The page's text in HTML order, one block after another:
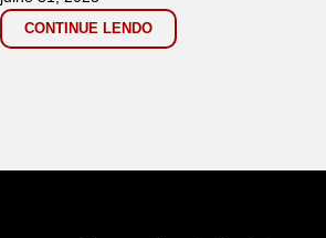
CONTINUE LENDO